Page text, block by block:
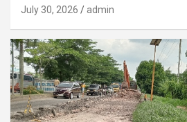
July 30, 2026 admin